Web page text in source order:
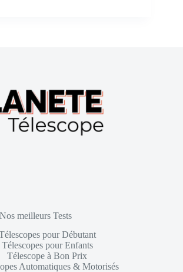
Nos meilleurs Tests
pour Débutant
Télescopes pour Enfants
Télescope à Bon Prix
Automatiques & Motorisés